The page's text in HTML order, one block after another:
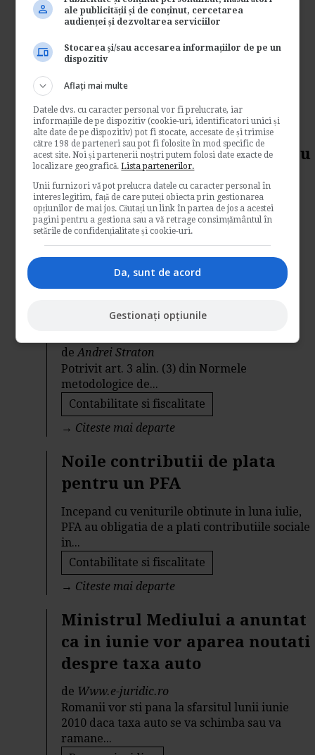
deWww.clubcontabilitate.ro
Intrebare: Exista cazuri in care o peroana
fizica ce desfasoara activitati independente
→Citeste mai departe
Ajutor nerambursabil pentru
PFA (video)
deWww.consiliertv.ro
Contabilitate si fiscalitate
→Citeste mai departe
Fiscalizarea veniturilor din
58/2010)
deAndrei Straton
Potrivit art. 3 alin. (3) din Normele
metodologice de...
Contabilitate si fiscalitate
→ Citeste mai departe
Noile contributii de plata
pentru un PFA
Incepand cu veniturile obtinute in luna iulie,
PFA au obligatia de a plati contributiile sociale
in...
Contabilitate si fiscalitate
→ Citeste mai departe
Ministrul Mediului a anuntat
ca in iunie vor aparea noutati
despre taxa auto
de Www.e-juridic.ro
Romanii vor sti pana la sfarsitul lunii iunie
2010 daca taxa auto se va schimba sau va
ramane...
ale publicității și de conținut, cercetarea
audienței și dezvoltarea serviciilor
Stocarea și/sau accesarea informațiilor de pe un
dispozitiv
Aflați mai multe
Datele dvs. cu caracter personal vor fi prelucrate, iar
informațiile de pe dispozitiv (cookie-uri, identificatori unici și
alte date de pe dispozitiv) pot fi stocate, accesate de și trimise
către 198 de parteneri sau pot fi folosite în mod specific de
acest site. Noi și partenerii noștri putem folosi date exacte de
localizare geografică.Lista partenerilor.
Unii furnizori vă pot prelucra datele cu caracter personal în
interes legitim, față de care puteți obiecta prin gestionarea
opțiunilor de mai jos. Căutați un link în partea de jos a acestei
pagini pentru a gestiona sau a vă retrage consimțământul în
setările de confidențialitate și cookie-uri.
Da, sunt de acord
Gestionați opțiunile